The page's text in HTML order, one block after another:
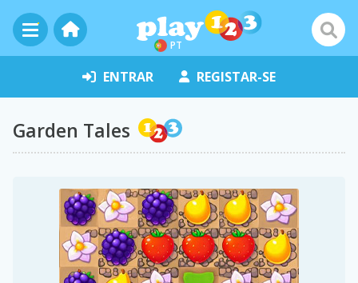
PT
ENTRAR REGISTAR-SE
Garden Tales